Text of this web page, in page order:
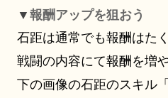
▼ 報酬アップを狙おう
石距は通常でも報酬はた
戦闘の内容にて報酬を増
下の画像の石距のスキル